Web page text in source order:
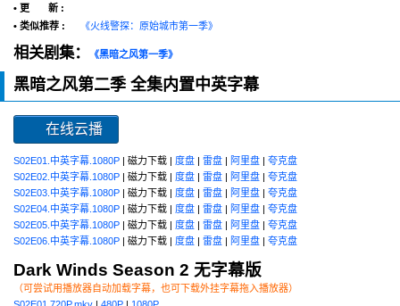
• 更 新 :
• 类似推荐 :
《火线警探：原始城市第一季》
相关剧集： 《黑暗之风第一季》
黑暗之风第二季 全集内置中英字幕
在线云播
S02E01.中英字幕.1080P | 磁力下载 | 度盘 | 雷盘 | 阿里盘 | 夸克盘
S02E02.中英字幕.1080P | 磁力下载 | 度盘 | 雷盘 | 阿里盘 | 夸克盘
S02E03.中英字幕.1080P | 磁力下载 | 度盘 | 雷盘 | 阿里盘 | 夸克盘
S02E04.中英字幕.1080P | 磁力下载 | 度盘 | 雷盘 | 阿里盘 | 夸克盘
S02E05.中英字幕.1080P | 磁力下载 | 度盘 | 雷盘 | 阿里盘 | 夸克盘
S02E06.中英字幕.1080P | 磁力下载 | 度盘 | 雷盘 | 阿里盘 | 夸克盘
Dark Winds Season 2 无字幕版
（可尝试用播放器自动加载字幕，也可下载外挂字幕拖入播放器）